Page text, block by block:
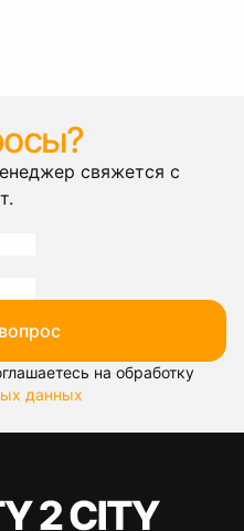
свяжется с
на обработку
данных